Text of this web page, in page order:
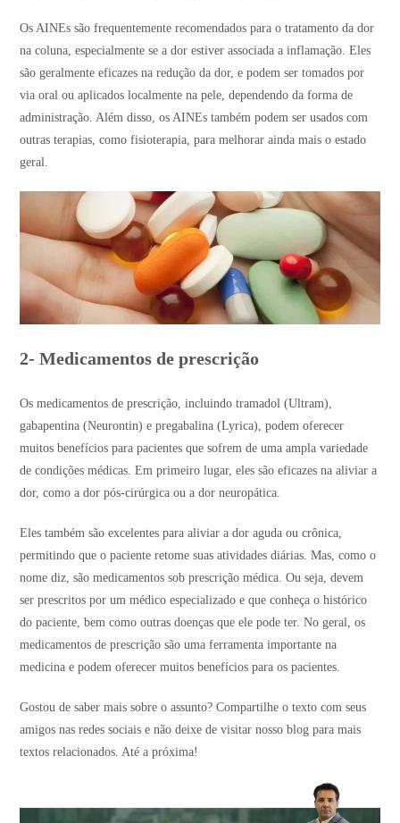
Os AINEs são frequentemente recomendados para o tratamento da dor
na coluna, especialmente se a dor estiver associada a inflamação. Eles
são geralmente eficazes na redução da dor, e podem ser tomados por
via oral ou aplicados localmente na pele, dependendo da forma de
administração. Além disso, os AINEs também podem ser usados com
outras terapias, como fisioterapia, para melhorar ainda mais o estado
geral.
2- Medicamentos de prescrição
Os medicamentos de prescrição, incluindo tramadol (Ultram),
gabapentina (Neurontin) e pregabalina (Lyrica), podem oferecer
muitos benefícios para pacientes que sofrem de uma ampla variedade
de condições médicas. Em primeiro lugar, eles são eficazes na aliviar a
dor, como a dor pós-cirúrgica ou a dor neuropática.
Eles também são excelentes para aliviar a dor aguda ou crônica,
permitindo que o paciente retome suas atividades diárias. Mas, como o
nome diz, são medicamentos sob prescrição médica. Ou seja, devem
ser prescritos por um médico especializado e que conheça o histórico
do paciente, bem como outras doenças que ele pode ter. No geral, os
medicamentos de prescrição são uma ferramenta importante na
medicina e podem oferecer muitos benefícios para os pacientes.
Gostou de saber mais sobre o assunto? Compartilhe o texto com seus
amigos nas redes sociais e não deixe de visitar nosso blog para mais
textos relacionados. Até a próxima!